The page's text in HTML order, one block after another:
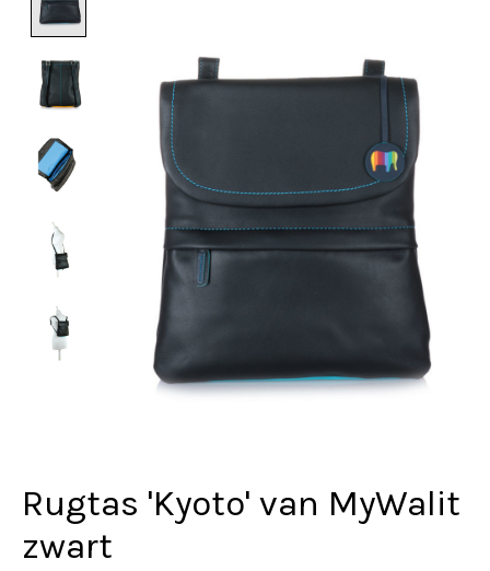
Rugtas 'Kyoto' van MyWalit
zwart